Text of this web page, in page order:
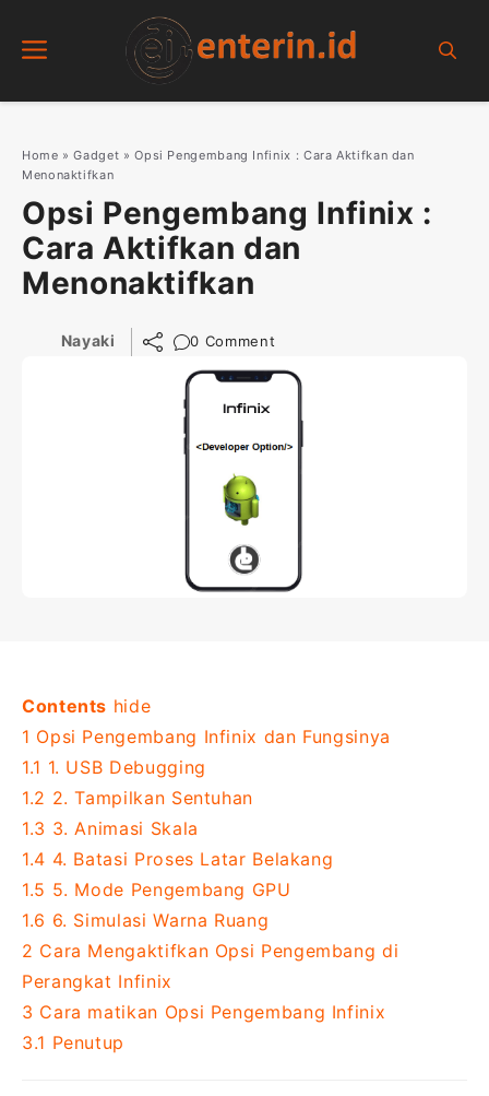
Menu
Home »Gadget »Opsi Pengembang Infinix : Cara Aktifkan dan
Menonaktifkan
Opsi Pengembang Infinix :
Cara Aktifkan dan
Menonaktifkan
Nayaki 0 Comment
Contents hide
1 Opsi Pengembang Infinix dan Fungsinya
1.1 1. USB Debugging
1.2 2. Tampilkan Sentuhan
1.3 3. Animasi Skala
1.4 4. Batasi Proses Latar Belakang
1.5 5. Mode Pengembang GPU
1.6 6. Simulasi Warna Ruang
2 Cara Mengaktifkan Opsi Pengembang di
Perangkat Infinix
3 Cara matikan Opsi Pengembang Infinix
3.1 Penutup